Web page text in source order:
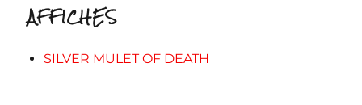
AFFICHES
SILVER MULET OF DEATH